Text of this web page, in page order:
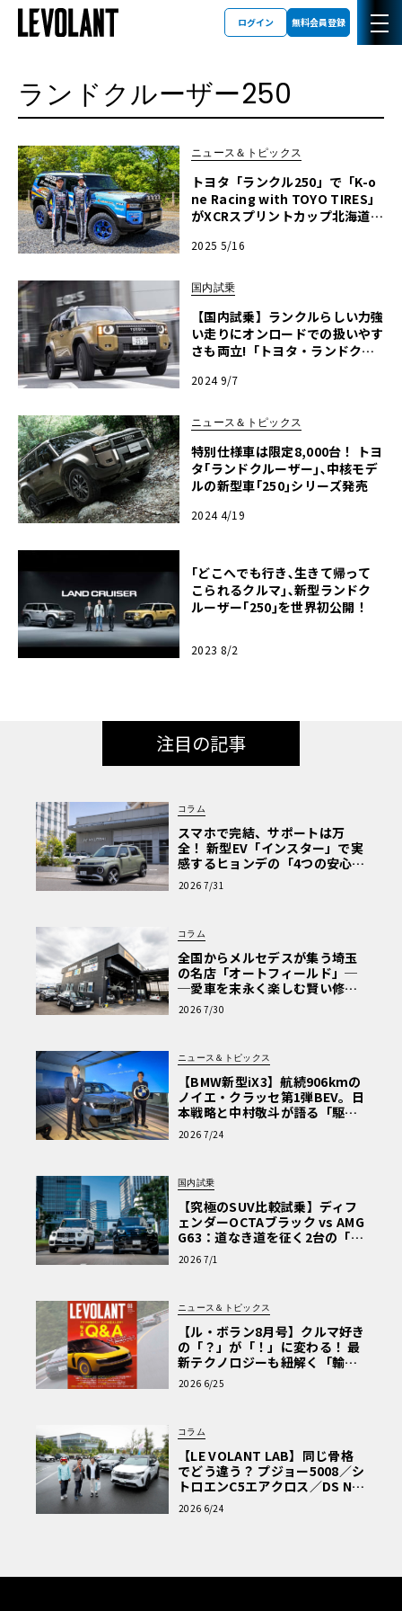
ログイン 無料会員登録
ランドクルーザー250
ニュース＆トピックス
トヨタ「ランクル250」で「K-o
ne Racing with TOYO TIRES」
がXCRスプリントカップ北海道に
選手が国内ラリー初挑戦
2025 5/16
国内試乗
【国内試乗】ランクルらしい力強
い走りにオンロードでの扱いやす
さも両立!「トヨタ・ランドクル
2024 9/7
ニュース＆トピックス
特別仕様車は限定8,000台！ トヨ
タ｢ランドクルーザー｣､中核モデ
ルの新型車｢250｣シリーズ発売
2024 4/19
｢どこへでも行き､生きて帰って
こられるクルマ｣､新型ランドク
ルーザー｢250｣を世界初公開！
2023 8/2
注目の記事
コラム
スマホで完結、サポートは万
全！ 新型EV「インスター」で実
感するヒョンデの「4つの安心」
【第1回・ヒョンデ6つの疑問：
Why? Hyundai?】〈PR〉
2026 7/31
コラム
全国からメルセデスが集う埼玉
の名店「オートフィールド」─
─愛車を末永く楽しむ賢い修理
術と、プロがフックス製オイル
を選ぶ理由〈PR〉
2026 7/30
ニュース＆トピックス
【BMW新型iX3】航続906kmの
ノイエ・クラッセ第1弾BEV。日
本戦略と中村敬斗が語る「駆け
ぬける歓び」
2026 7/24
国内試乗
【究極のSUV比較試乗】ディフ
ェンダーOCTAブラック vs AMG
G63：道なき道を征く2台の「対
極的アプローチ」
2026 7/1
ニュース＆トピックス
【ル・ボラン8月号】クルマ好き
の「？」が「！」に変わる！ 最
新テクノロジーも紐解く「輸入
車Q&A」
2026 6/25
コラム
【LE VOLANT LAB】同じ骨格
でどう違う？ プジョー5008／シ
トロエンC5エアクロス／DS Nº4
読者一気乗りレポート
2026 6/24